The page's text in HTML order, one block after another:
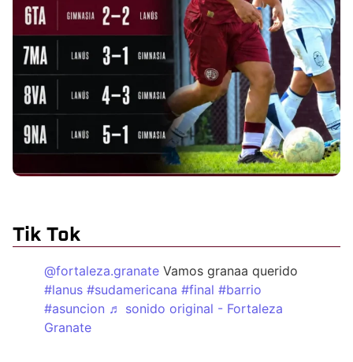
Tik Tok
@fortaleza.granate Vamos granaa querido
#lanus #sudamericana #final #barrio
#asuncion ♬ sonido original - Fortaleza
Granate